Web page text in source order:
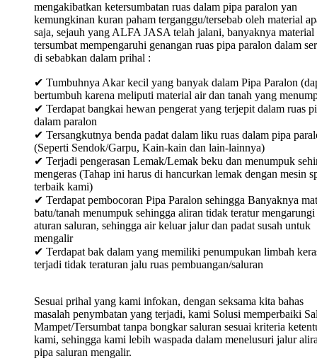
mengakibatkan ketersumbatan ruas dalam pipa paralon yan
kemungkinan kuran paham terganggu/tersebab oleh material
saja, sejauh yang ALFA JASA telah jalani, banyaknya material
tersumbat mempengaruhi genangan ruas pipa paralon dalam
di sebabkan dalam prihal :
✔ Tumbuhnya Akar kecil yang banyak dalam Pipa Paralon
bertumbuh karena meliputi material air dan tanah yang
✔ Terdapat bangkai hewan pengerat yang terjepit dalam ruas
dalam paralon
✔ Tersangkutnya benda padat dalam liku ruas dalam pipa
(Seperti Sendok/Garpu, Kain-kain dan lain-lainnya)
✔ Terjadi pengerasan Lemak/Lemak beku dan menumpuk
mengeras (Tahap ini harus di hancurkan lemak dengan mesin
terbaik kami)
✔ Terdapat pembocoran Pipa Paralon sehingga Banyaknya
batu/tanah menumpuk sehingga aliran tidak teratur mengarungi
aturan saluran, sehingga air keluar jalur dan padat susah untuk
mengalir
✔ Terdapat bak dalam yang memiliki penumpukan limbah
terjadi tidak teraturan jalu ruas pembuangan/saluran
Sesuai prihal yang kami infokan, dengan seksama kita bahas
masalah penymbatan yang terjadi, kami Solusi memperbaiki
Mampet/Tersumbat tanpa bongkar saluran sesuai kriteria
kami, sehingga kami lebih waspada dalam menelusuri jalur
pipa saluran mengalir.